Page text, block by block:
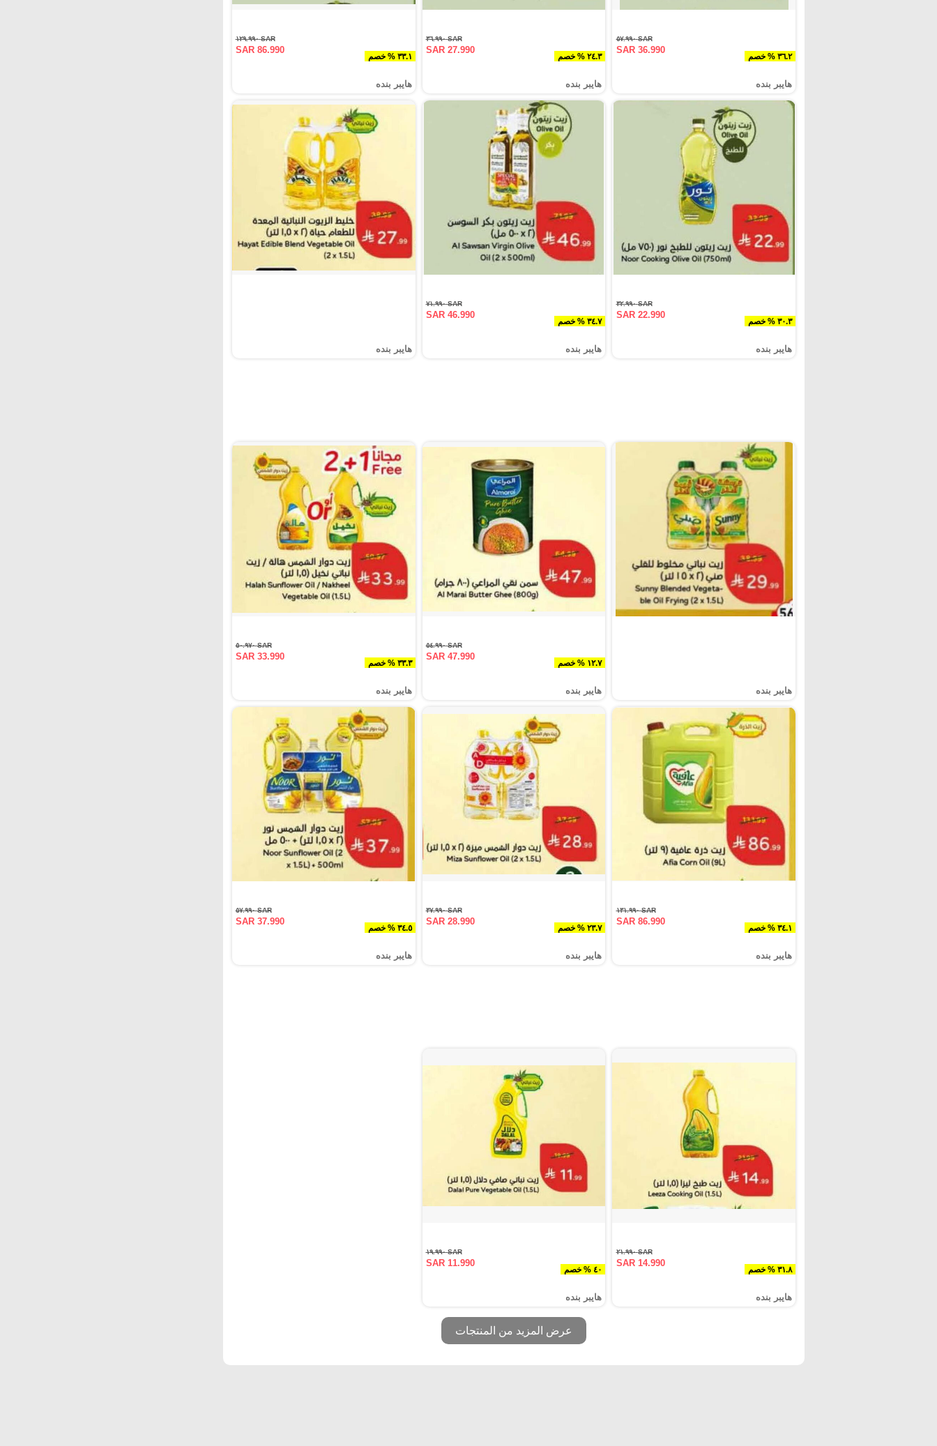
٣٦.٢ % خصم
SAR ٥٧.٩٩٠
SAR 36.990
هايبر بنده
٢٤.٣ % خصم
SAR ٣٦.٩٩٠
SAR 27.990
هايبر بنده
٣٣.١ % خصم
SAR ١٢٩.٩٩٠
SAR 86.990
هايبر بنده
٣٠.٣ % خصم
SAR ٣٢.٩٩٠
SAR 22.990
هايبر بنده
٣٤.٧ % خصم
SAR ٧١.٩٩٠
SAR 46.990
هايبر بنده هايبر بنده
هايبر بنده
١٢.٧ % خصم
SAR ٥٤.٩٩٠
SAR 47.990
هايبر بنده
٣٣.٣ % خصم
SAR ٥٠.٩٧٠
SAR 33.990
هايبر بنده
٣٤.١ % خصم
SAR ١٣١.٩٩٠
SAR 86.990
هايبر بنده
٢٣.٧ % خصم
SAR ٣٧.٩٩٠
SAR 28.990
هايبر بنده
٣٤.٥ % خصم
SAR ٥٧.٩٩٠
SAR 37.990
هايبر بنده
٣١.٨ % خصم
SAR ٢١.٩٩٠
SAR 14.990
هايبر بنده
٤٠ % خصم
SAR ١٩.٩٩٠
SAR 11.990
هايبر بنده
عرض المزيد من المنتجات